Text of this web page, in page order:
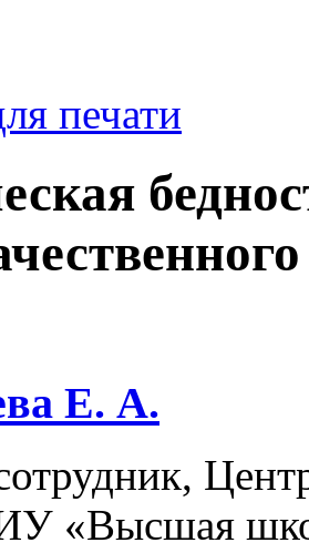
печати
Е. А.
«Высшая